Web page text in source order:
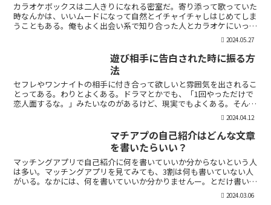
カラオケボックスは二人きりになれる密室だ。寄り添って歌っていた
時なんかは、いいムードになって自然とイチャイチャしはじめてしま
うこともある。俺もよく出会い系で知り合った人とカラオケにいった
りする。相手もその気だったりするから、なんかいいムード...2024.05.27
遊び相手に告白された時に振る方
法
セフレやワンナイトの相手に付き合って欲しいと雰囲気を出されるこ
とってある。わりとよくある。ドラマとかでも、「1回やっただけで
恋人面するな。」みたいなのがあるけど、現実でもよくある。そんな
時に、相手を気付つけずいかに波風立てずに振るか。遊び人...2024.04.12
マチアプの自己紹介はどんな文章
を書いたらいい？
マッチングアプリで自己紹介に何を書いていいか分からないという人
は多い。マッチングアプリを見てみても、3割は何も書いていない人
がいる。なかには、何を書いていいか分かりませんー。とだけ書いて
いる人も。なので、今回の記事はマチアプのプロフィールの...2024.03.06